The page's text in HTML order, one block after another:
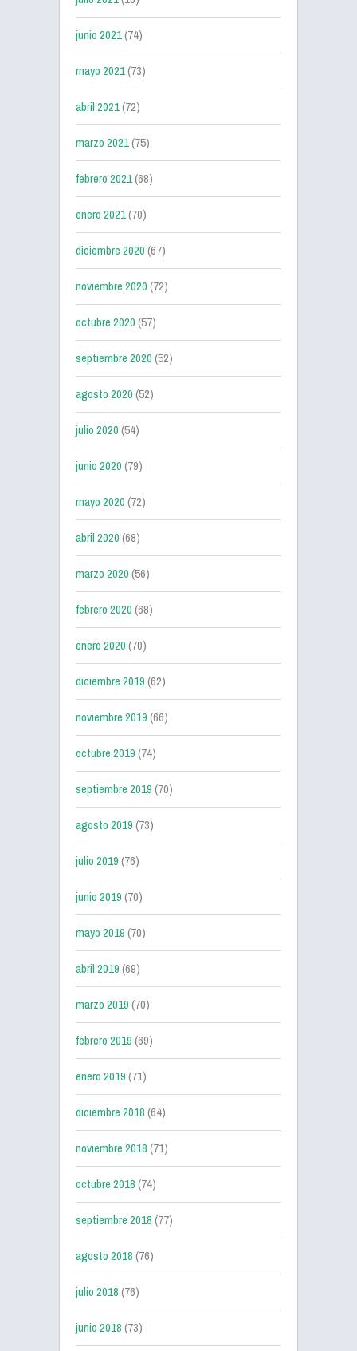
junio 2021(74)
mayo 2021(73)
abril 2021(72)
marzo 2021(75)
febrero 2021(68)
enero 2021(70)
diciembre 2020(67)
noviembre 2020(72)
octubre 2020(57)
septiembre 2020(52)
agosto 2020(52)
julio 2020(54)
junio 2020(79)
mayo 2020(72)
abril 2020(68)
marzo 2020(56)
febrero 2020(68)
enero 2020(70)
diciembre 2019(62)
noviembre 2019(66)
octubre 2019(74)
septiembre 2019(70)
agosto 2019(73)
julio 2019(76)
junio 2019(70)
mayo 2019(70)
abril 2019(69)
marzo 2019(70)
febrero 2019(69)
enero 2019(71)
diciembre 2018(64)
noviembre 2018(71)
octubre 2018(74)
septiembre 2018(77)
agosto 2018(76)
julio 2018(76)
junio 2018(73)